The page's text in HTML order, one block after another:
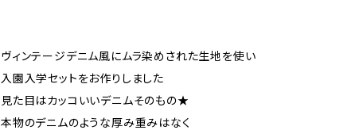
ヴィンテージデニム風にムラ染めされた生地を使い
入園入学セットをお作りしました
見た目はカッコいいデニムそのもの★
本物のデニムのような厚み重みはなく